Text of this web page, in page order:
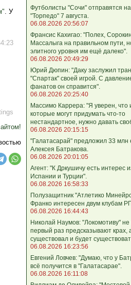
. У
Футболисты "Сочи" отправятся
"Торпедо" 7 августа.
06.08.2026 20:56:07
Франсис Кахигао: "Полех,
Массалыга на правильном пути,
элитного уровня им ещё далеко".
06.08.2026 20:49:29
Юрий Дюпин: "Даку заслужил
"Спартак" своей игрой. С
фанатов он справится".
06.08.2026 20:25:40
Массимо Каррера: "Я уверен, что
которые могут придумать что-то
нестандартное, нужно давать
06.08.2026 20:15:15
"Галатасарай" предложил 33 млн
Алексея Батракова.
06.08.2026 20:01:05
Агент: "К Дркушичу есть интерес
Испании и Турции".
06.08.2026 16:58:33
Полузащитник "Атлетико
Франко интересен двум клубам
06.08.2026 16:44:43
Николай Наумов: "Локомотиву" не
первый раз предсказывают крах,
существовал и будет
06.08.2026 16:23:56
Евгений Ловчев: "Думаю, что у
всё получится в "Галатасарае".
06.08.2026 16:11:08